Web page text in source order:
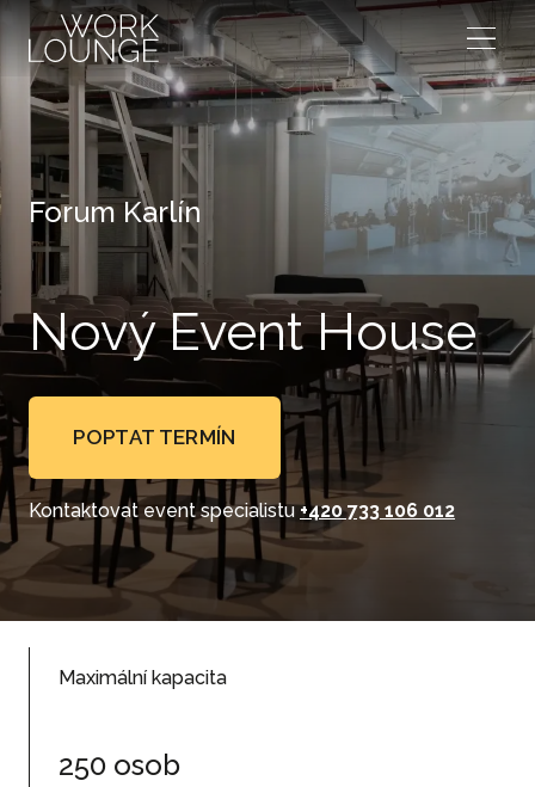
Menu
Forum Karlín
Nový Event House
POPTAT TERMÍN
Kontaktovat event specialistu+420 733 106 012
Maximální kapacita
250 osob